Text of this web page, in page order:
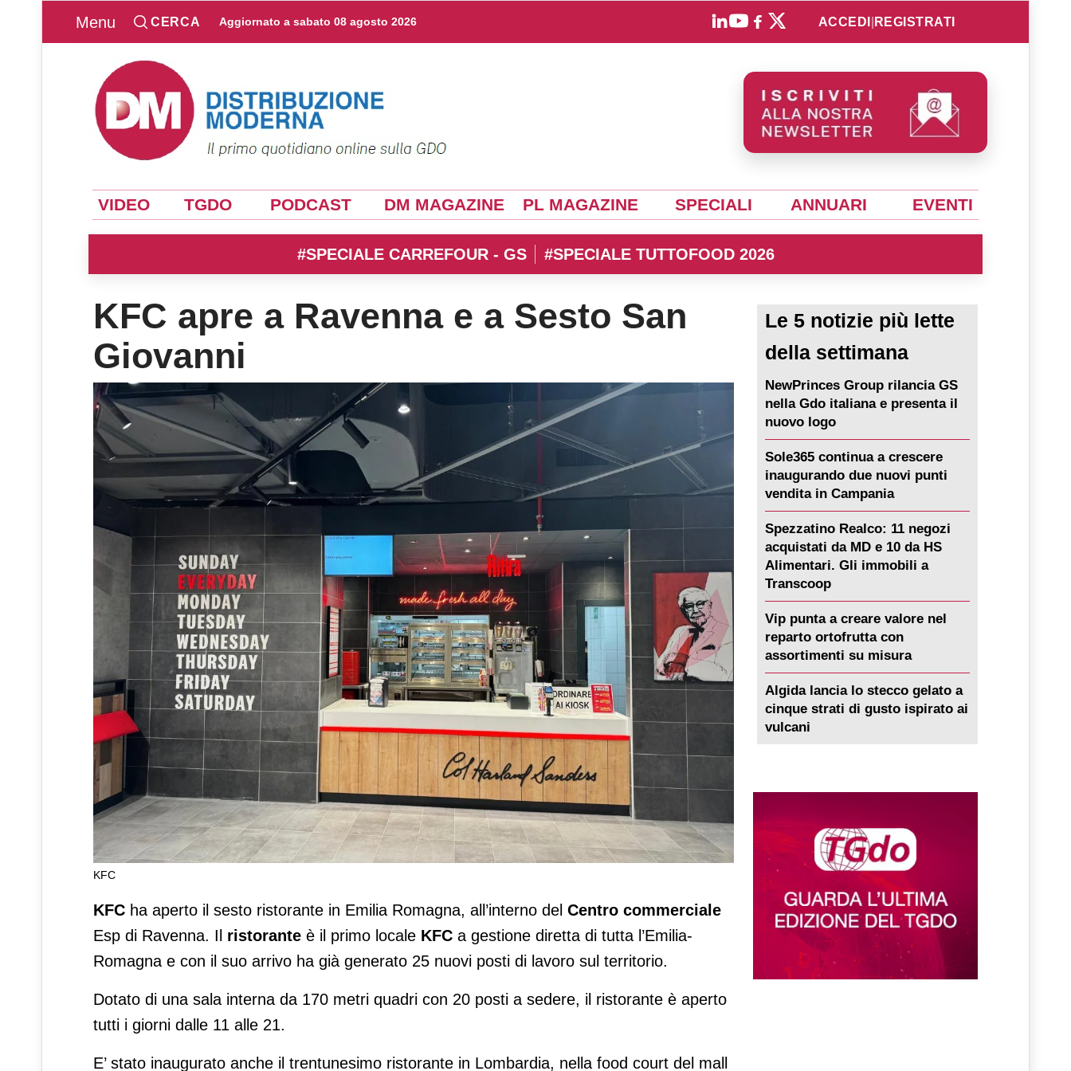
Menu CERCA Aggiornato a sabato 08 agosto 2026 ACCEDI REGISTRATI
VIDEO TGDO PODCAST DM MAGAZINE PL MAGAZINE SPECIALI ANNUARI EVENTI
#SPECIALE CARREFOUR - GS #SPECIALE TUTTOFOOD 2026
KFC apre a Ravenna e a Sesto San
Giovanni
KFC
KFC apre a Ravenna e a Sesto San Giovanni
KFC ha aperto il sesto ristorante in Emilia Romagna, all’interno del Centro commerciale
Esp di Ravenna. Il ristorante è il primo locale KFC a gestione diretta di tutta l’Emilia-
Romagna e con il suo arrivo ha già generato 25 nuovi posti di lavoro sul territorio.
Dotato di una sala interna da 170 metri quadri con 20 posti a sedere, il ristorante è aperto
tutti i giorni dalle 11 alle 21.
E’ stato inaugurato anche il trentunesimo ristorante in Lombardia, nella food court del mall
Le 5 notizie più lette
della settimana
NewPrinces Group rilancia GS
nella Gdo italiana e presenta il
nuovo logo
Sole365 continua a crescere
inaugurando due nuovi punti
vendita in Campania
Spezzatino Realco: 11 negozi
acquistati da MD e 10 da HS
Alimentari. Gli immobili a
Transcoop
Vip punta a creare valore nel
reparto ortofrutta con
assortimenti su misura
Algida lancia lo stecco gelato a
cinque strati di gusto ispirato ai
vulcani